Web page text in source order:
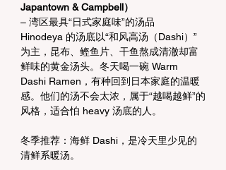
Japantown & Campbell）
– 湾区最具“日式家庭味”的汤品
Hinodeya 的汤底以“和风高汤（Dashi）”
为主，昆布、鲣鱼片、干鱼熬成清澈却富
鲜味的黄金汤头。冬天喝一碗 Warm
Dashi Ramen，有种回到日本家庭的温暖
感。他们的汤不会太浓，属于“越喝越鲜”的
风格，适合怕 heavy 汤底的人。
冬季推荐：海鲜 Dashi，是冷天里少见的
清鲜系暖汤。